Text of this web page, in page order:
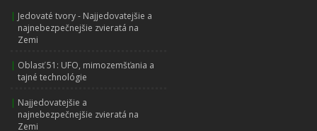
| Jedovaté tvory - Najjedovatejšie a
najnebezpečnejšie zvieratá na
Zemi
| Oblasť 51: UFO, mimozemšťania a
tajné technológie
| Najjedovatejšie a
najnebezpečnejšie zvieratá na
Zemi